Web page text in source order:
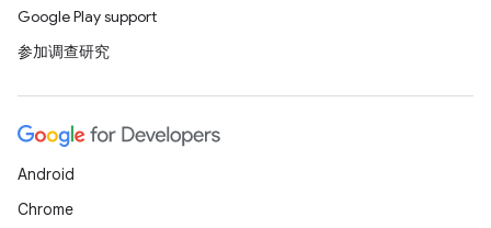
Google Play support
参加调查研究
Android
Chrome